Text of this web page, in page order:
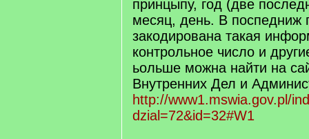
принцыпу, год (две
месяц, день. В поспедниж
закодирована такая
контрольное число и
ьольше можна найти на
Внутренних Дел и
http://www1.mswia.gov.pl/
dzial=72&id=32#W1